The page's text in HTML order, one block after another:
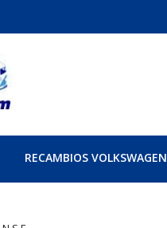
RECAMBIOS VOLKSWAGEN